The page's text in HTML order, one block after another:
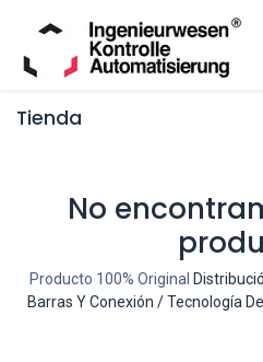
Tienda
No
Producto 100% Original
Barras Y Conexión / Tecnología